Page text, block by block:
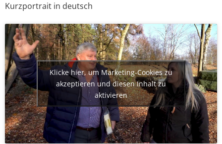
Kurzportrait in deutsch
Klicke hier, um Marketing-Cookies zu
akzeptieren und diesen Inhalt zu
aktivieren